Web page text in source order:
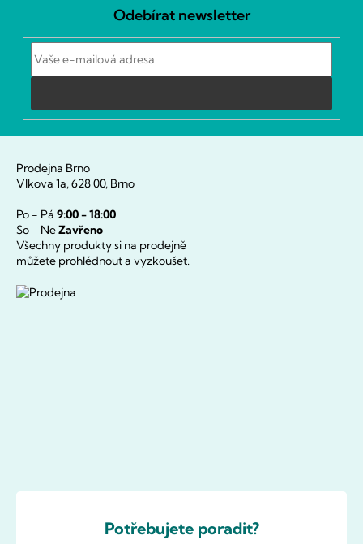
Odebírat newsletter
se
Prodejna Brno
Vlkova 1a, 628 00, Brno
Po - Pá 9:00 - 18:00
So - NeZavřeno
Všechny produkty si na prodejně
můžete prohlédnout a vyzkoušet.
Potřebujete poradit?